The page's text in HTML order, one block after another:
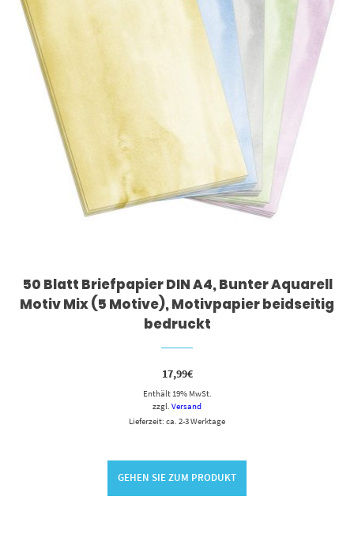
50 Blatt Briefpapier DIN A4, Bunter Aquarell
Motiv Mix (5 Motive), Motivpapier beidseitig
bedruckt
17,99€
Enthält 19% MwSt.
zzgl. Versand
Lieferzeit: ca. 2-3 Werktage
GEHEN SIE ZUM PRODUKT